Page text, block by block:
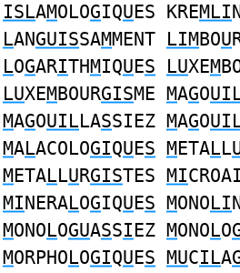
ISLAMOLOGIQUES KREMLI
LANGUISSAMMENT LIMBOU
LOGARITHMIQUES LUXEM
LUXEMBOURGISME MAGO
MAGOUILLASSIEZ MAGO
MALACOLOGIQUES METALL
METALLURGISTES MICROAI
MINERALOGIQUES MONOLI
MONOLOGUASSIEZ MONOLO
MORPHOLOGIQUES MUCILA